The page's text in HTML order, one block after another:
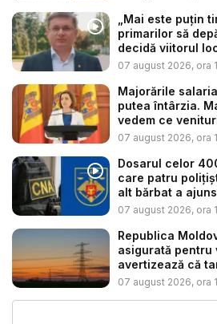
„Mai este puțin
primarilor să
decidă viitorul
ex...
07 august 2026, ora
Majorările
putea întârzia.
vedem ce
07 august 2026, ora
Dosarul celor
care patru
alt bărbat a
07 august 2026, ora
Republica
asigurată pentru
avertizează că
07 august 2026, ora